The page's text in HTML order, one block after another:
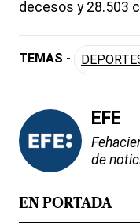
decesos y 28.503
TEMAS -
EFE
de
EN PORTADA